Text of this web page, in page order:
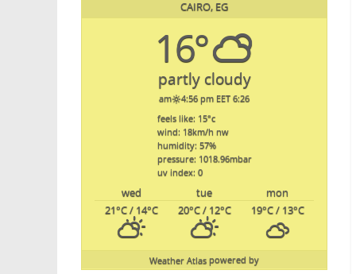
CAIRO, EG
16°
partly cloudy
6:26 am
4:56 pm EET
feels like: 15°c
wind: 18km/h nw
humidity: 57%
pressure: 1018.96mbar
uv index: 0
mon
tue
wed
19°C/ 13°C
20°C/ 12°C
21°C/ 14°C
powered by
Weather Atlas